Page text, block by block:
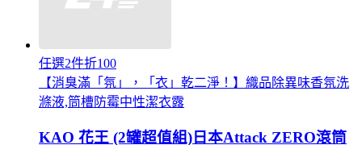
任選2件折100
【消臭滿「氛」，「衣」乾二淨！】織品除異味香氛洗
滌液,筒槽防霉中性潔衣露
KAO 花王 (2罐超值組)日本Attack ZERO滾筒